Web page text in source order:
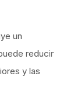
un
reducir
y las